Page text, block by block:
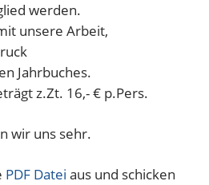
werden.
unsere Arbeit,
Jahrbuches.
z.Zt. 16,- € p.Pers.
wir uns sehr.
PDF Datei aus und schicken